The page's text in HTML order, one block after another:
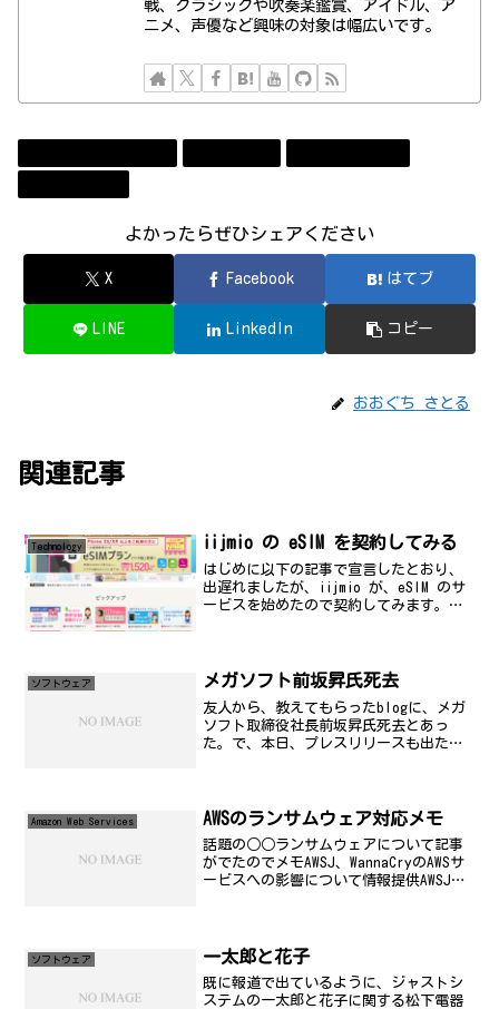
戦、クラシックや吹奏楽鑑賞、アイドル、ア
ニメ、声優など興味の対象は幅広いです。
よかったらぜひシェアください
X Facebook はてブ
LINE LinkedIn コピー
おおぐち さとる
関連記事
Technology iijmio の eSIM を契約してみる
はじめに以下の記事で宣言したとおり、
出遅れましたが、iijmio が、eSIM のサ
ービスを始めたので契約してみます。
ソフトウェア メガソフト前坂昇氏死去
友人から、教えてもらったblogに、メガ
ソフト取締役社長前坂昇氏死去とあっ
た。で、本日、プレスリリースも出たよ
し、...
Amazon Web Services AWSのランサムウェア対応メモ
話題の○○ランサムウェアについて記事
がでたのでメモAWSJ、WannaCryのAWSサ
ービスへの影響について情報提供AWSJが
ソフトウェア 一太郎と花子
既に報道で出ているように、ジャストシ
ステムの一太郎と花子に関する松下電器